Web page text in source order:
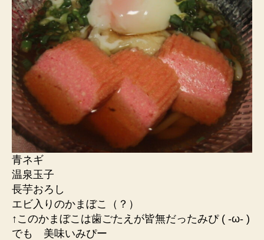
青ネギ
温泉玉子
長芋おろし
エビ入りのかまぼこ（？）
↑このかまぼこは歯ごたえが皆無だったみぴ ( ‐ω‐ )
でも 美味いみぴー